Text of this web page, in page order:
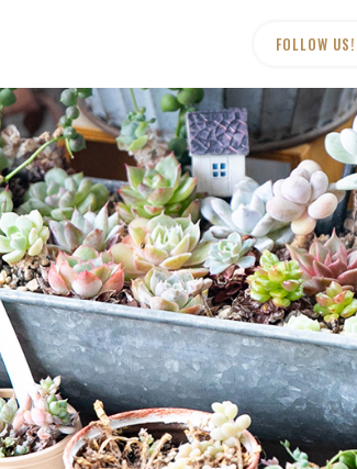
FOLLOW US!
K’sMART
〒520-0235
​​​​​​​滋賀県大津市真野大野2丁目307-3
TEL｜077-571-2222
​​​​​​​営業時間｜10:00-19:00
​​​​​​​定休日｜毎週金曜日、土曜日